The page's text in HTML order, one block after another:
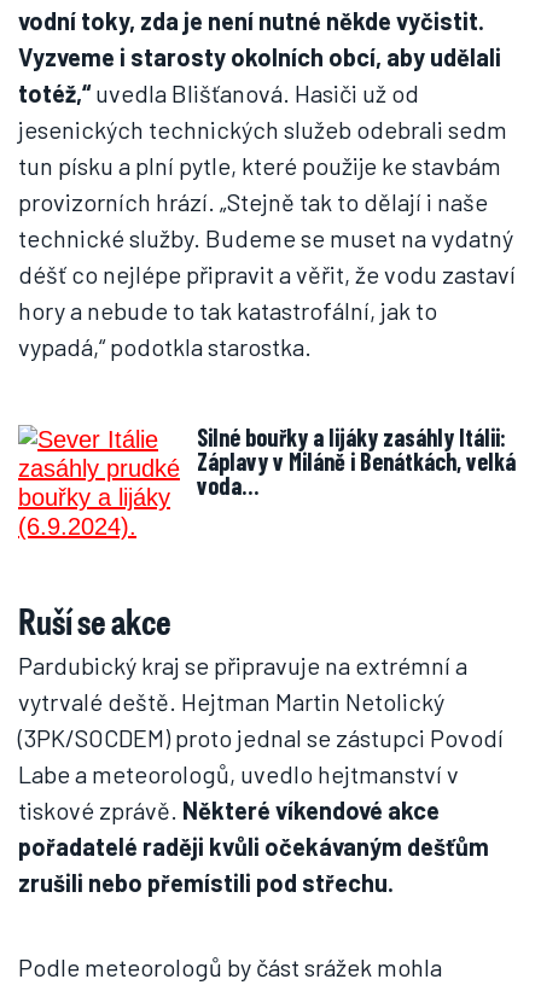
vodní toky, zda je není nutné někde vyčistit.
Vyzveme i starosty okolních obcí, aby udělali
totéž,“uvedla Blišťanová. Hasiči už od
jesenických technických služeb odebrali sedm
tun písku a plní pytle, které použije ke stavbám
provizorních hrází. „Stejně tak to dělají i naše
technické služby. Budeme se muset na vydatný
déšť co nejlépe připravit a věřit, že vodu zastaví
hory a nebude to tak katastrofální, jak to
vypadá,“ podotkla starostka.
Silné bouřky a lijáky zasáhly Itálii:
Záplavy v Miláně i Benátkách, velká
voda…
Ruší se akce
Pardubický kraj se připravuje na extrémní a
vytrvalé deště. Hejtman Martin Netolický
(3PK/SOCDEM) proto jednal se zástupci Povodí
Labe a meteorologů, uvedlo hejtmanství v
tiskové zprávě. Některé víkendové akce
pořadatelé raději kvůli očekávaným dešťům
zrušili nebo přemístili pod střechu.
Podle meteorologů by část srážek mohla